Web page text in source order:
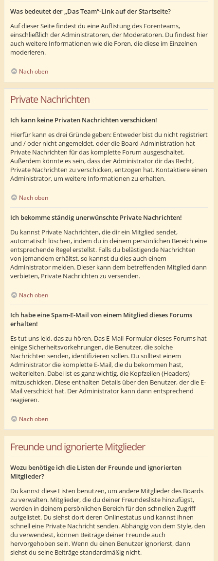
Was bedeutet der „Das Team“-Link auf der Startseite?
Auf dieser Seite findest du eine Auflistung des Forenteams,
einschließlich der Administratoren, der Moderatoren. Du findest hier
auch weitere Informationen wie die Foren, die diese im Einzelnen
moderieren.
Nach oben
Private Nachrichten
Ich kann keine Privaten Nachrichten verschicken!
Hierfür kann es drei Gründe geben: Entweder bist du nicht registriert
und / oder nicht angemeldet, oder die Board-Administration hat
Private Nachrichten für das komplette Forum ausgeschaltet.
Außerdem könnte es sein, dass der Administrator dir das Recht,
Private Nachrichten zu verschicken, entzogen hat. Kontaktiere einen
Administrator, um weitere Informationen zu erhalten.
Nach oben
Ich bekomme ständig unerwünschte Private Nachrichten!
Du kannst Private Nachrichten, die dir ein Mitglied sendet,
automatisch löschen, indem du in deinem persönlichen Bereich eine
entsprechende Regel erstellst. Falls du belästigende Nachrichten
von jemandem erhältst, so kannst du dies auch einem
Administrator melden. Dieser kann dem betreffenden Mitglied dann
verbieten, Private Nachrichten zu versenden.
Nach oben
Ich habe eine Spam-E-Mail von einem Mitglied dieses Forums
erhalten!
Es tut uns leid, das zu hören. Das E-Mail-Formular dieses Forums hat
einige Sicherheitsvorkehrungen, die Benutzer, die solche
Nachrichten senden, identifizieren sollen. Du solltest einem
Administrator die komplette E-Mail, die du bekommen hast,
weiterleiten. Dabei ist es ganz wichtig, die Kopfzeilen (Headers)
mitzuschicken. Diese enthalten Details über den Benutzer, der die E-
Mail verschickt hat. Der Administrator kann dann entsprechend
reagieren.
Nach oben
Freunde und ignorierte Mitglieder
Wozu benötige ich die Listen der Freunde und ignorierten
Mitglieder?
Du kannst diese Listen benutzen, um andere Mitglieder des Boards
zu verwalten. Mitglieder, die du deiner Freundesliste hinzufügst,
werden in deinem persönlichen Bereich für den schnellen Zugriff
aufgelistet. Du siehst dort deren Onlinestatus und kannst ihnen
schnell eine Private Nachricht senden. Abhängig von dem Style, den
du verwendest, können Beiträge deiner Freunde auch
hervorgehoben sein. Wenn du einen Benutzer ignorierst, dann
siehst du seine Beiträge standardmäßig nicht.